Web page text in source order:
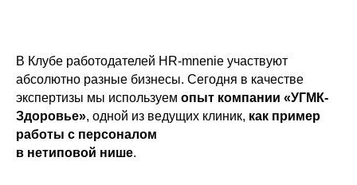
В Клубе работодателей HR-mnenie участвуют
абсолютно разные бизнесы. Сегодня в качестве
экспертизы мы используем опыт компании «УГМК-
Здоровье», одной из ведущих клиник, как пример
работы с персоналом
в нетиповой нише.